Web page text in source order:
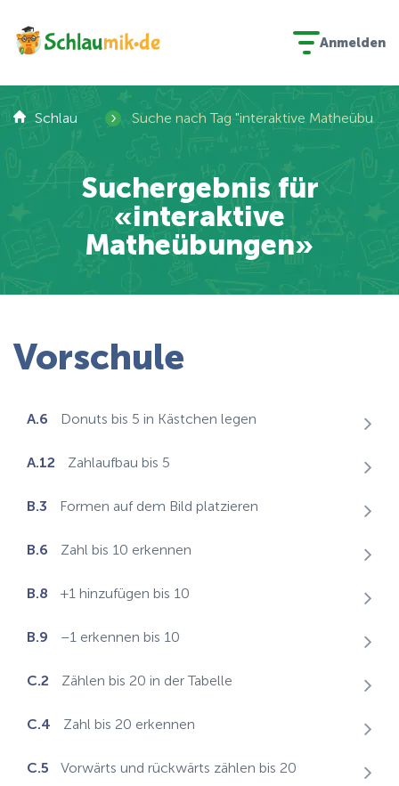
Anmelden
Schlaumik › Suche nach Tag "interaktive Matheübungen"
Suchergebnis für
«interaktive
Matheübungen»
Vorschule
A.6 Donuts bis 5 in Kästchen legen
A.12 Zahlaufbau bis 5
B.3 Formen auf dem Bild platzieren
B.6 Zahl bis 10 erkennen
B.8 +1 hinzufügen bis 10
B.9 –1 erkennen bis 10
C.2 Zählen bis 20 in der Tabelle
C.4 Zahl bis 20 erkennen
C.5 Vorwärts und rückwärts zählen bis 20